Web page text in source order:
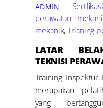
ADMIN
perawatan
mekanik,Trianing
LATAR
TEKNISI
Training Inspektur
merupakan
yang